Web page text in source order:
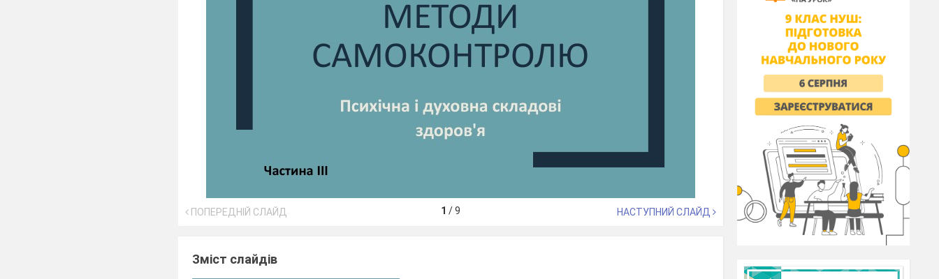
ПОПЕРЕДНІЙ СЛАЙД 1 /9 НАСТУПНИЙ СЛАЙД
Зміст слайдів